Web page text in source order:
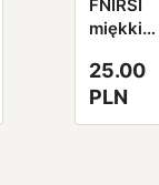
FNIRSI
miękki
przewód
USB
C 1.2m
25.00
PLN